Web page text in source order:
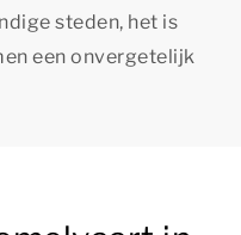
steden, het is
een onvergetelijk